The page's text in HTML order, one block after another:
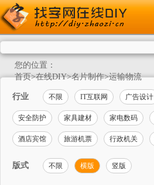
您的位置：
首页>在线DIY>名片制作>运输物流
行业 不限 IT互联网 广告设计
安全防护 家具建材 家电数码
酒店宾馆 旅游机票 行政机关
版式 不限 横版 竖版